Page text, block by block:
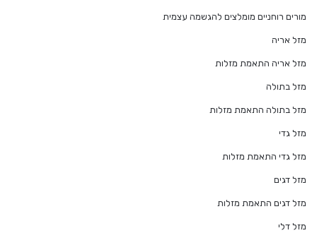
מורים רוחניים מומלצים להגשמה עצמית
מזל אריה
מזל אריה התאמת מזלות
מזל בתולה
מזל בתולה התאמת מזלות
מזל גדי
מזל גדי התאמת מזלות
מזל דגים
מזל דגים התאמת מזלות
מזל דלי